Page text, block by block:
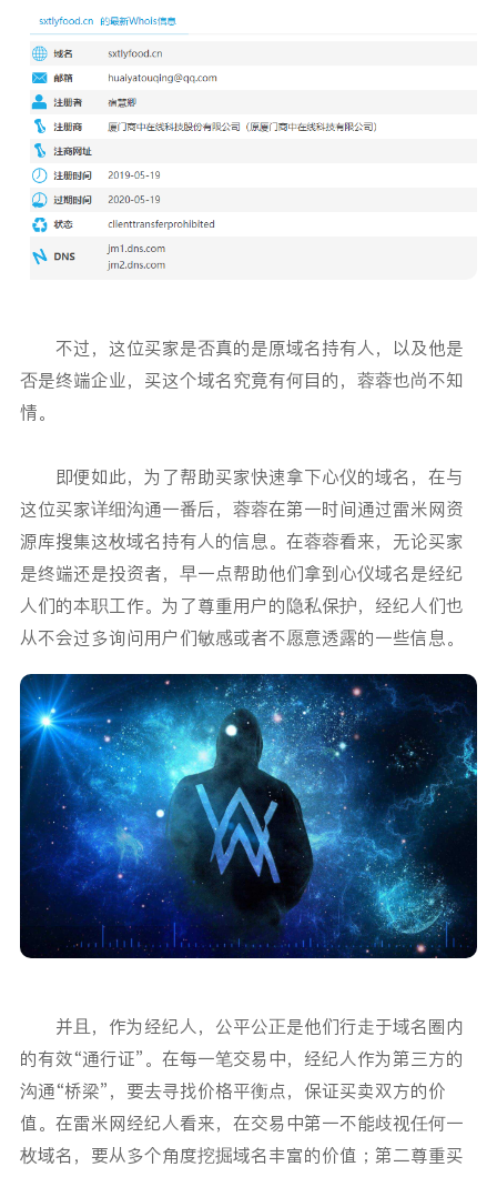
不过，这位买家是否真的是原域名持有人，以及他是
否是终端企业，买这个域名究竟有何目的，蓉蓉也尚不知
情。
即便如此，为了帮助买家快速拿下心仪的域名，在与
这位买家详细沟通一番后，蓉蓉在第一时间通过雷米网资
源库搜集这枚域名持有人的信息。在蓉蓉看来，无论买家
是终端还是投资者，早一点帮助他们拿到心仪域名是经纪
人们的本职工作。为了尊重用户的隐私保护，经纪人们也
从不会过多询问用户们敏感或者不愿意透露的一些信息。
并且，作为经纪人，公平公正是他们行走于域名圈内
的有效“通行证”。在每一笔交易中，经纪人作为第三方的
沟通“桥梁”，要去寻找价格平衡点，保证买卖双方的价
值。在雷米网经纪人看来，在交易中第一不能歧视任何一
枚域名，要从多个角度挖掘域名丰富的价值；第二尊重买